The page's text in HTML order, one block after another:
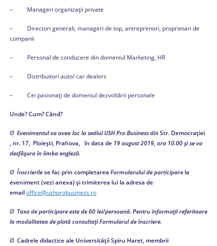
– Manageri organizații private
– Directori generali, manageri de top, antreprenori, proprietari de
companii
– Personal de conducere din domeniul Marketing, HR
– Distribuitori auto/ car dealers
– Cei pasionați de domeniul dezvoltării personale
Unde? Cum? Când?
Ø Evenimentul va avea loc la sediul USH Pro Business dinStr. Democrației
, nr. 17, Ploiești, Prahova, în data de 19 august 2019, ora 10.00 și se va
desfășura în limba engleză.
Ø Înscrierilese fac prin completarea Formularului de participare la
eveniment (vezi anexa) și trimiterea lui la adresa de
emailoffice@ushprobusiness.ro
Ø Taxa de participare este de 60 lei/persoană. Pentru informații referitoare
la modalitatea de plată consultați Formularul de înscriere.
Ø Cadrele didactice ale Universității Spiru Haret, membrii